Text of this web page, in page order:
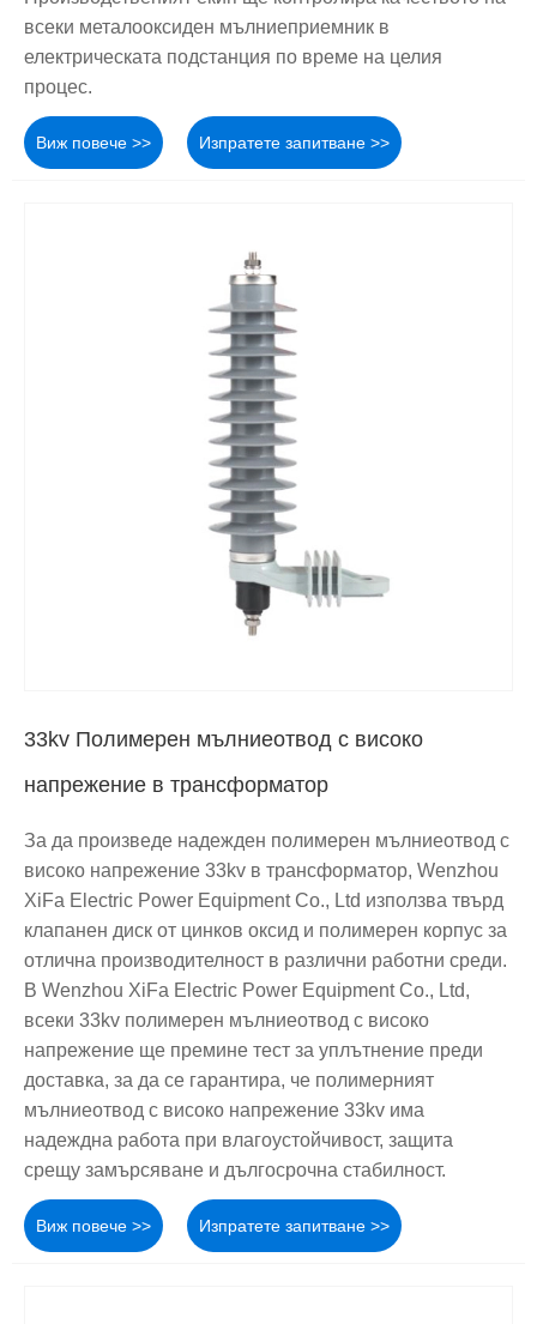
всеки металооксиден мълниеприемник в
електрическата подстанция по време на целия
процес.
Виж повече >> Изпратете запитване >>
33kv Полимерен мълниеотвод с високо
напрежение в трансформатор
За да произведе надежден полимерен мълниеотвод с
високо напрежение 33kv в трансформатор, Wenzhou
XiFa Electric Power Equipment Co., Ltd използва твърд
клапанен диск от цинков оксид и полимерен корпус за
отлична производителност в различни работни среди.
В Wenzhou XiFa Electric Power Equipment Co., Ltd,
всеки 33kv полимерен мълниеотвод с високо
напрежение ще премине тест за уплътнение преди
доставка, за да се гарантира, че полимерният
мълниеотвод с високо напрежение 33kv има
надеждна работа при влагоустойчивост, защита
срещу замърсяване и дългосрочна стабилност.
Виж повече >> Изпратете запитване >>